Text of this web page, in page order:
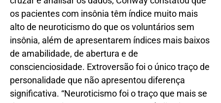
os pacientes com insônia têm índice muito mais
alto de neuroticismo do que os voluntários sem
insônia, além de apresentarem índices mais baixos
de amabilidade, de abertura e de
conscienciosidade. Extroversão foi o único traço de
personalidade que não apresentou diferença
significativa. “Neuroticismo foi o traço que mais se